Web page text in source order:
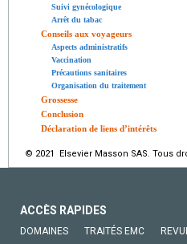
Suivi gynécologique
Arrêt du tabac
Conseils aux voyageurs
Aspects administratifs
Vaccination
Précautions sanitaires
Organisation du traitement
Grossesse
Conclusion
Déclaration de liens d’intérêts
© 2021 Elsevier Masson SAS. Tous
ACCÈS RAPIDES
DOMAINES TRAITÉS EMC